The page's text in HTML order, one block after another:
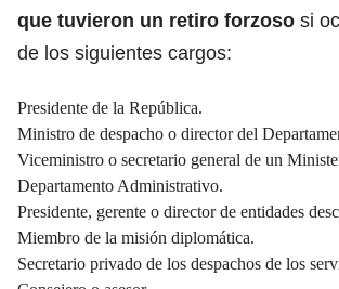
que tuvieron un retiro forzoso si
de los siguientes cargos:
Presidente de la República.
Ministro de despacho o director del
Viceministro o secretario general de un
Departamento Administrativo.
Presidente, gerente o director de entidades
Miembro de la misión diplomática.
Secretario privado de los despachos de los